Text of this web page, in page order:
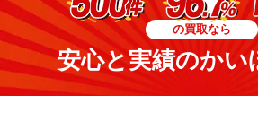
の買取なら
安心と実績のかい